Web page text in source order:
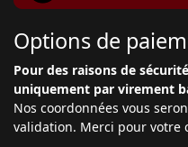
Options de
Pour des raisons de
uniquement par virement
Nos coordonnées vous
validation. Merci pour votre